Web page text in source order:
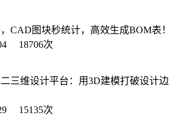
CAD图块秒统计，高效生成BOM表！
18706次
三维设计平台：用3D建模打破设计边
15135次